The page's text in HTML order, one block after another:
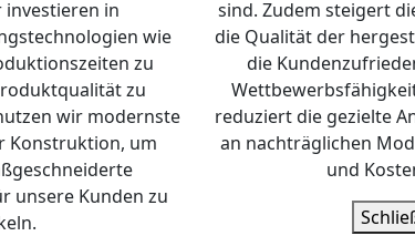
investieren in
wie
zu
zu
wir modernste
Konstruktion, um
unsere Kunden zu
sind. Zudem steigert
die Qualität der
die
reduziert die gezielte
an nachträglichen
und